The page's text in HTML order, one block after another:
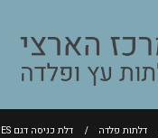
דלתות פלדה דלת כניסה דגם LINES שחור